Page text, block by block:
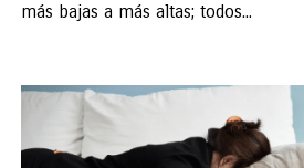
más bajas a más altas; todos...